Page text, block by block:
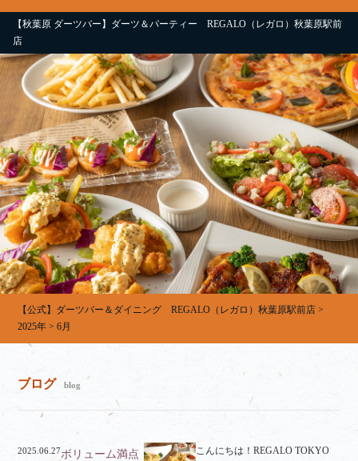
【秋葉原 ダーツバー】ダーツ＆パーティー REGALO（レガロ）秋葉原駅前
店
【公式】ダーツバー＆ダイニング REGALO（レガロ）秋葉原駅前店 >
2025年 >6月
ブログ blog
2025.06.27ボリューム満点
こんにちは！REGALO TOKYO